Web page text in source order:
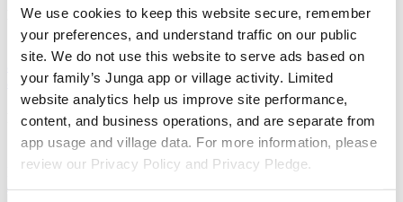
We use cookies to keep this website secure, remember
your preferences, and understand traffic on our public
site. We do not use this website to serve ads based on
your family’s Junga app or village activity. Limited
website analytics help us improve site performance,
content, and business operations, and are separate from
app usage and village data. For more information, please
review our Privacy Policy and Privacy Pledge.
Descubra
Base De Conocimientos
Descubre cómo sacar el máximo partido
a tu experiencia Junga.
ConectarHablemos sobre cómo puedes
aprovechar Junga para mejorar tus rutinas diarias.
Recursos
Compromiso De Privacidad
Conozca nuestro compromiso con la
privacidad.
AccesibilidadNuestro objetivo es proporcionar acceso